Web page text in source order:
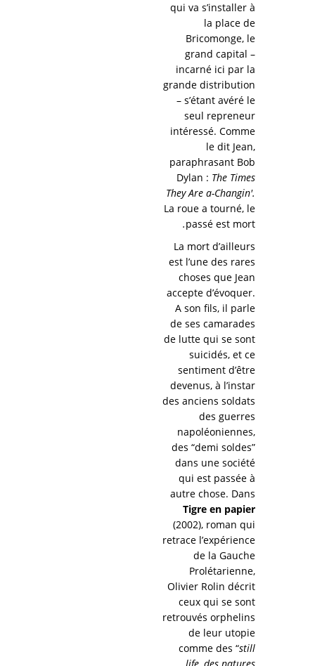
qui va s’installer à
la place de
Bricomonge, le
grand capital –
incarné ici par la
grande distribution
– s’étant avéré le
seul repreneur
intéressé. Comme
le dit Jean,
paraphrasant Bob
Dylan : The Times
They Are a-Changin'.
La roue a tourné, le
passé est mort
.
La mort d’ailleurs
est l’une des rares
choses que Jean
accepte d’évoquer.
A son fils, il parle
de ses camarades
de lutte qui se sont
suicidés, et ce
sentiment d’être
devenus, à l’instar
des anciens soldats
des guerres
napoléoniennes,
des “demi soldes”
dans une société
qui est passée à
autre chose. Dans
Tigre en papier
(2002), roman qui
retrace l’expérience
de la Gauche
Prolétarienne,
Olivier Rolin décrit
ceux qui se sont
retrouvés orphelins
de leur utopie
comme des “still